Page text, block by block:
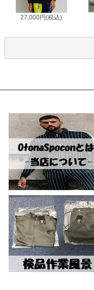
27,000円(税込)